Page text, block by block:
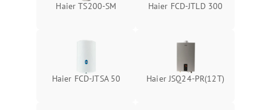
Haier TS200-SM Haier FCD-JTLD 300
Haier FCD-JTSA 50 Haier JSQ24-PR(12T)